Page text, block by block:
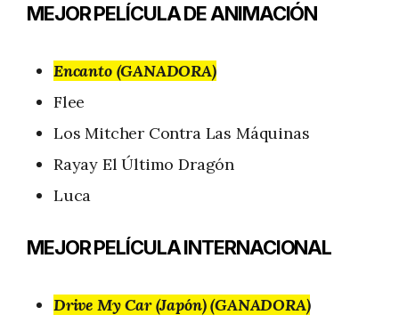
MEJOR PELÍCULA DE ANIMACIÓN
Encanto (GANADORA)
Flee
Los Mitcher Contra Las Máquinas
Rayay El Último Dragón
Luca
MEJOR PELÍCULA INTERNACIONAL
Drive My Car (Japón) (GANADORA)